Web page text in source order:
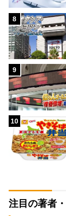
8
9
10
注目の著者